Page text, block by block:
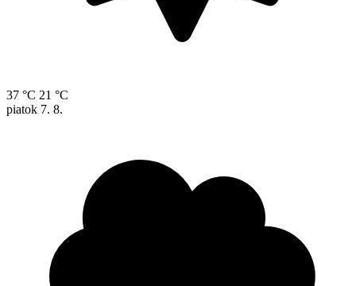
37 °C 21 °C
piatok 7. 8.